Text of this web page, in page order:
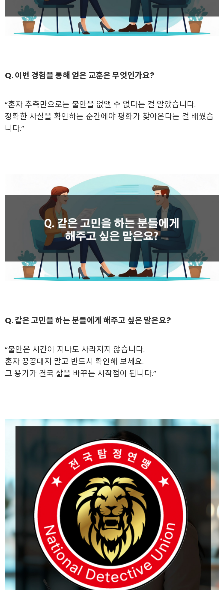
Q. 이번 경험을 통해 얻은 교훈은 무엇인가요?
“혼자 추측만으로는 불안을 없앨 수 없다는 걸 알았습니다.
정확한 사실을 확인하는 순간에야 평화가 찾아온다는 걸 배웠습
니다.”
Q. 같은 고민을 하는 분들에게 해주고 싶은 말은요?
“불안은 시간이 지나도 사라지지 않습니다.
혼자 끙끙대지 말고 반드시 확인해 보세요.
그 용기가 결국 삶을 바꾸는 시작점이 됩니다.”